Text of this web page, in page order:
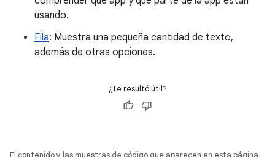
usando.
Fila: Muestra una pequeña cantidad de texto,
además de otras opciones.
¿Te resultó útil?
El contenido y las muestras de código que aparecen en esta página